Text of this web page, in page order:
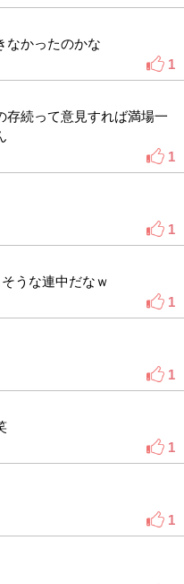
なかったのかな
1
存続って意見すれば満場一
1
1
うな連中だなｗ
1
1
1
1